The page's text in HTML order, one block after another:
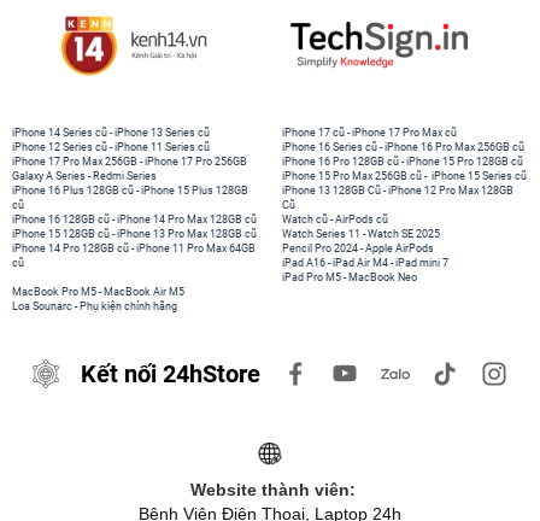
iPhone 14 Series cũ -iPhone 13 Series cũ
iPhone 12 Series cũ -iPhone 11 Series cũ
iPhone 17 Pro Max 256GB -iPhone 17 Pro 256GB
Galaxy A Series - Redmi Series
iPhone 17 cũ -iPhone 17 Pro Max cũ
iPhone 16 Series cũ - iPhone 16 Pro Max 256GB cũ
iPhone 16 Pro 128GB cũ -iPhone 15 Pro 128GB cũ
iPhone 15 Pro Max 256GB cũ - iPhone 15 Series cũ
iPhone 16 Plus 128GB cũ -iPhone 15 Plus 128GB
cũ
iPhone 16 128GB cũ -iPhone 14 Pro Max 128GB cũ
iPhone 15 128GB cũ -iPhone 13 Pro Max 128GB cũ
iPhone 14 Pro 128GB cũ -iPhone 11 Pro Max 64GB
cũ
iPhone 13 128GB Cũ -iPhone 12 Pro Max 128GB
Cũ
Watch cũ -AirPods cũ
Watch Series 11 -Watch SE 2025
Pencil Pro 2024 -Apple AirPods
iPad A16 -iPad Air M4 -iPad mini 7
iPad Pro M5 - MacBook Neo
MacBook Pro M5 - MacBook Air M5
Loa Sounarc - Phụ kiện chính hãng
Kết nối 24hStore
Website thành viên:
Bệnh Viện Điện Thoại, Laptop 24h